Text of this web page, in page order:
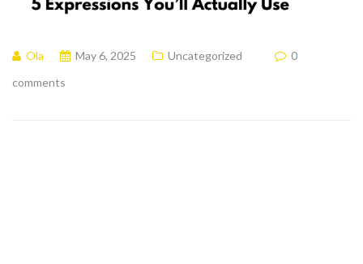
Ola May 6, 2025 Uncategorized
0
comments